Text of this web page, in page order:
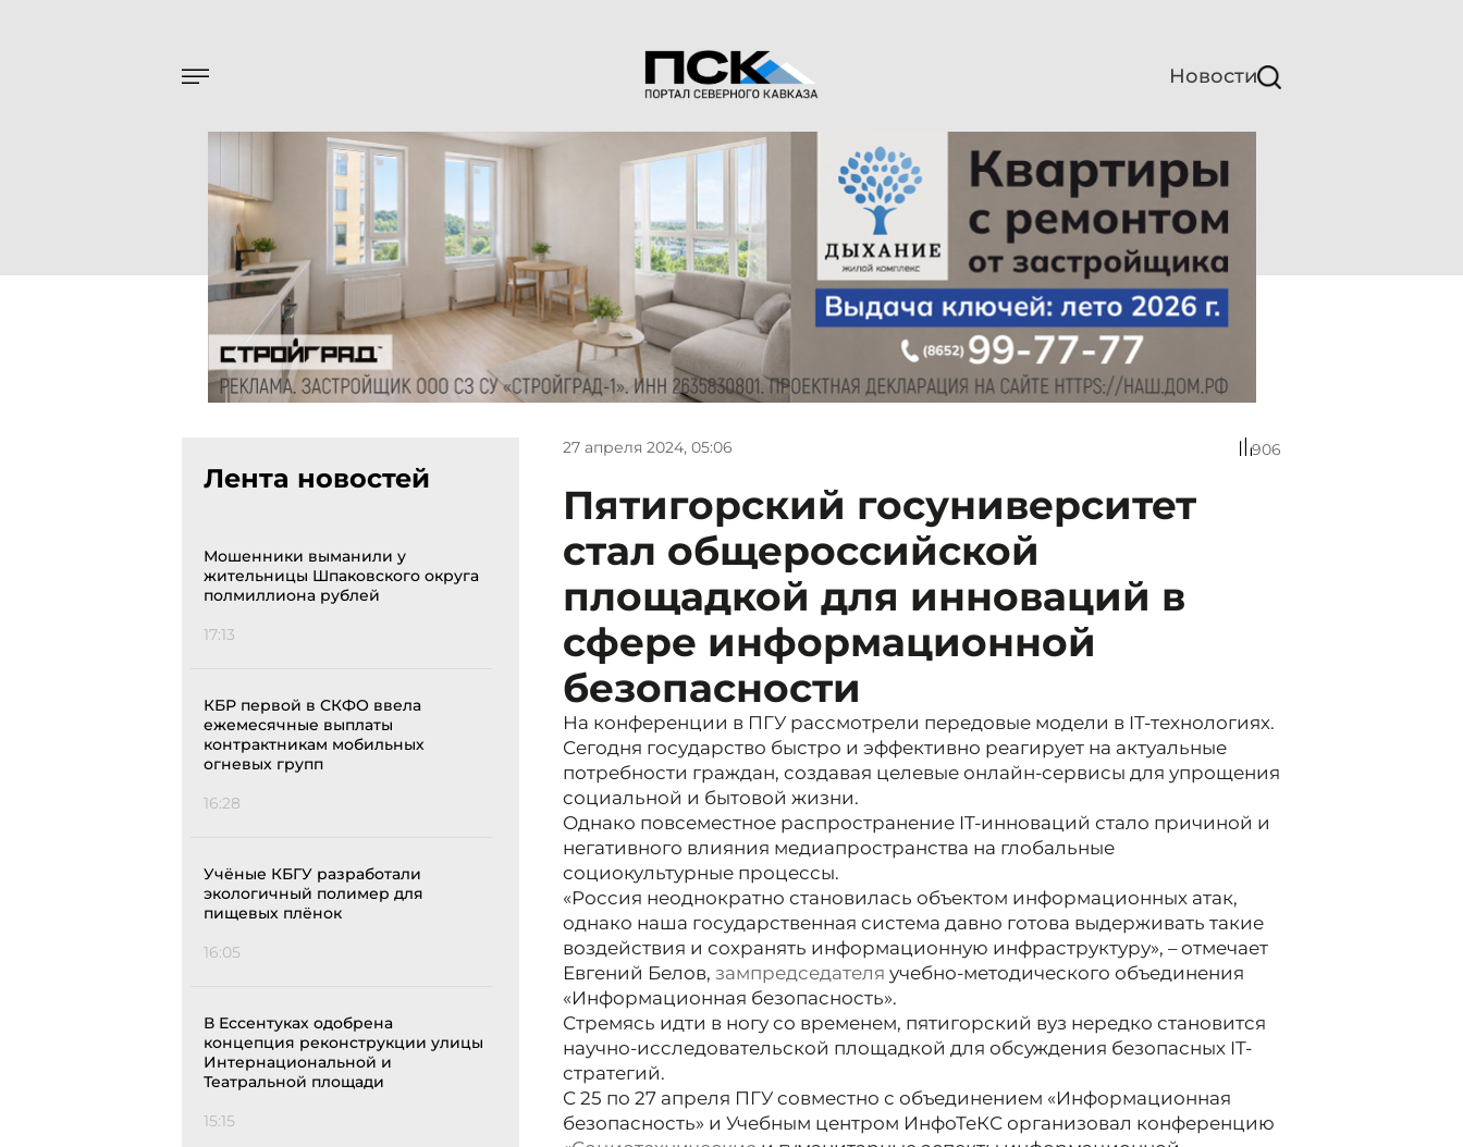
Новости
Лента новостей
Мошенники выманили у
жительницы Шпаковского округа
полмиллиона рублей
17:13
КБР первой в СКФО ввела
ежемесячные выплаты
контрактникам мобильных
огневых групп
16:28
Учёные КБГУ разработали
экологичный полимер для
пищевых плёнок
16:05
В Ессентуках одобрена
концепция реконструкции улицы
Интернациональной и
Театральной площади
15:15
27 апреля 2024, 05:06 906
Пятигорский госуниверситет
стал общероссийской
площадкой для инноваций в
сфере информационной
безопасности
На конференции в ПГУ рассмотрели передовые модели в IT-технологиях.
Сегодня государство быстро и эффективно реагирует на актуальные
потребности граждан, создавая целевые онлайн-сервисы для упрощения
социальной и бытовой жизни.
Однако повсеместное распространение IT-инноваций стало причиной и
негативного влияния медиапространства на глобальные
социокультурные процессы.
«Россия неоднократно становилась объектом информационных атак,
однако наша государственная система давно готова выдерживать такие
воздействия и сохранять информационную инфраструктуру», – отмечает
Евгений Белов, зампредседателя учебно-методического объединения
«Информационная безопасность».
Стремясь идти в ногу со временем, пятигорский вуз нередко становится
научно-исследовательской площадкой для обсуждения безопасных IT-
стратегий.
С 25 по 27 апреля ПГУ совместно с объединением «Информационная
безопасность» и Учебным центром ИнфоТеКС организовал конференцию